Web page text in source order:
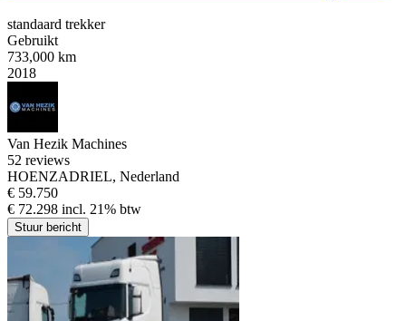
standaard trekker
Gebruikt
733,000 km
2018
Van Hezik Machines
52 reviews
HOENZADRIEL, Nederland
€ 59.750
€ 72.298 incl. 21% btw
Stuur bericht